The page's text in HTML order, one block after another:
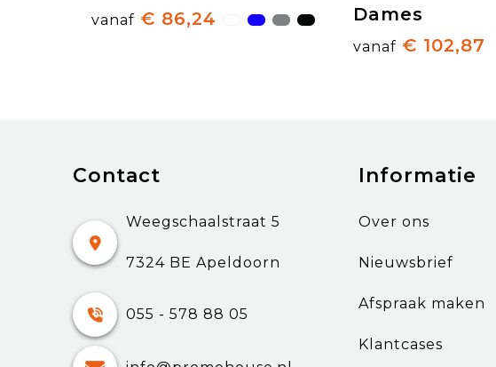
vanaf € 86,24
Dames
vanaf € 102,87
Contact
Weegschaalstraat 5
7324 BE Apeldoorn
055 - 578 88 05
Informatie
Over ons
Nieuwsbrief
Afspraak maken
Klantcases